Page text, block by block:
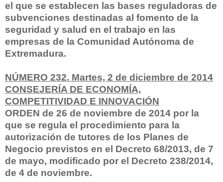
el que se establecen las bases reguladoras de
subvenciones destinadas al fomento de la
seguridad y salud en el trabajo en las
empresas de la Comunidad Autónoma de
Extremadura.
NÚMERO 232. Martes, 2 de diciembre de 2014
CONSEJERÍA DE ECONOMÍA,
COMPETITIVIDAD E INNOVACIÓN
ORDEN de 26 de noviembre de 2014 por la
que se regula el procedimiento para la
autorización de tutores de los Planes de
Negocio previstos en el Decreto 68/2013, de 7
de mayo, modificado por el Decreto 238/2014,
de 4 de noviembre.